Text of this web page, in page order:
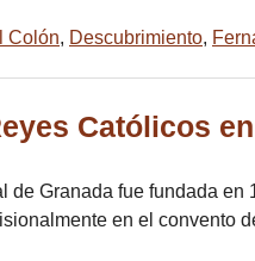
Colón, Descubrimiento,
Católicos
de Granada fue fundada
en el convento